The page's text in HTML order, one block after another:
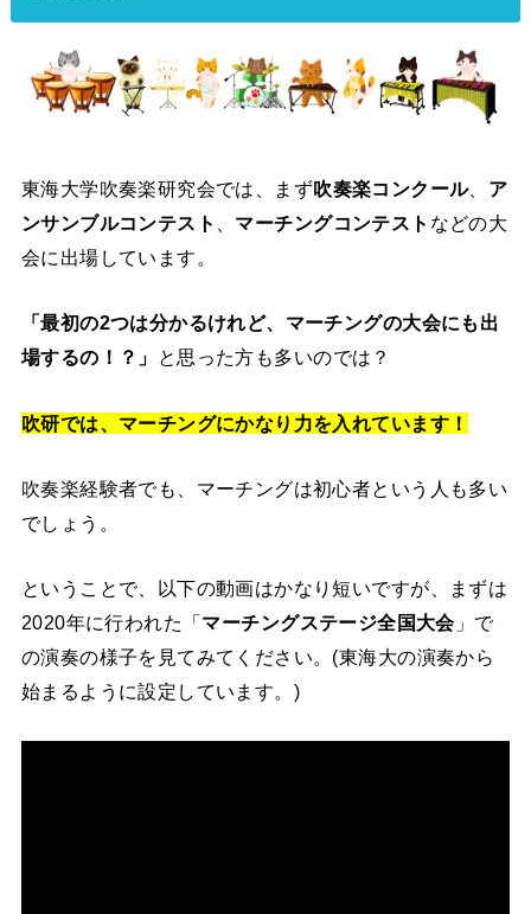
東海大学吹奏楽研究会では、まず吹奏楽コンクール、 ア
ンサンブルコンテスト
マーチングコンテスト などの大
会に出場しています。
「最初の2つは分かるけれど、マーチングの大会にも出
場するの！？」
と思った方も多いのでは？
吹研では、マーチングにかなり力を入れています！
吹奏楽経験者でも、マーチングは初心者という人も多い
でしょう。
ということで、以下の動画はかなり短いですが、まずは
2020年に行われた「 マーチングステージ全国大会」で
の演奏の様子を見てみてください。(東海大の演奏から
始まるように設定しています。)